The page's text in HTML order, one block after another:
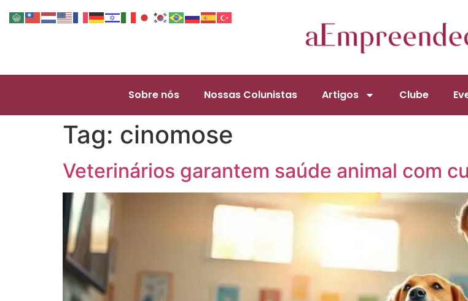
Sobre nós Nossas Colunistas Artigos Clube
Tag: cinomose
Veterinários garantem saúde animal com